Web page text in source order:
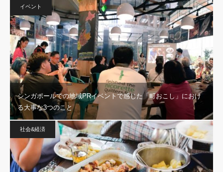
イベント
シンガポールでの地域PRイベントで感じた「町おこし」におけ
る大事な3つのこと
社会&経済